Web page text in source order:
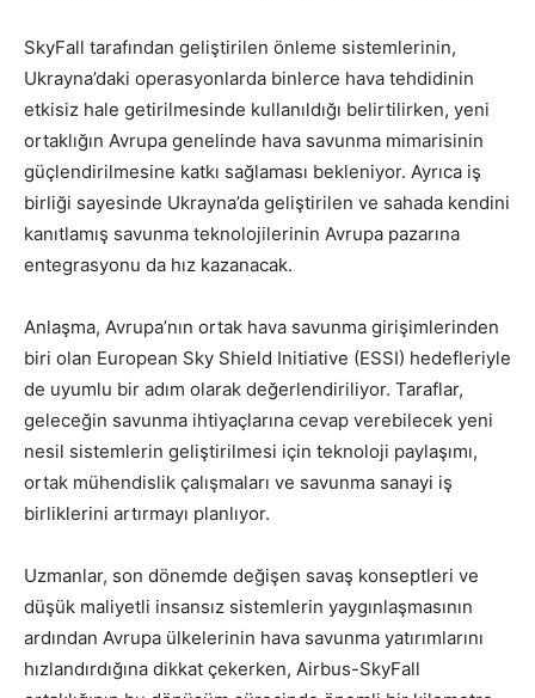
SkyFall tarafından geliştirilen önleme sistemlerinin,
Ukrayna’daki operasyonlarda binlerce hava tehdidinin
etkisiz hale getirilmesinde kullanıldığı belirtilirken, yeni
ortaklığın Avrupa genelinde hava savunma mimarisinin
güçlendirilmesine katkı sağlaması bekleniyor. Ayrıca iş
birliği sayesinde Ukrayna’da geliştirilen ve sahada kendini
kanıtlamış savunma teknolojilerinin Avrupa pazarına
entegrasyonu da hız kazanacak.
Anlaşma, Avrupa’nın ortak hava savunma girişimlerinden
biri olan European Sky Shield Initiative (ESSI) hedefleriyle
de uyumlu bir adım olarak değerlendiriliyor. Taraflar,
geleceğin savunma ihtiyaçlarına cevap verebilecek yeni
nesil sistemlerin geliştirilmesi için teknoloji paylaşımı,
ortak mühendislik çalışmaları ve savunma sanayi iş
birliklerini artırmayı planlıyor.
Uzmanlar, son dönemde değişen savaş konseptleri ve
düşük maliyetli insansız sistemlerin yaygınlaşmasının
ardından Avrupa ülkelerinin hava savunma yatırımlarını
hızlandırdığına dikkat çekerken, Airbus-SkyFall